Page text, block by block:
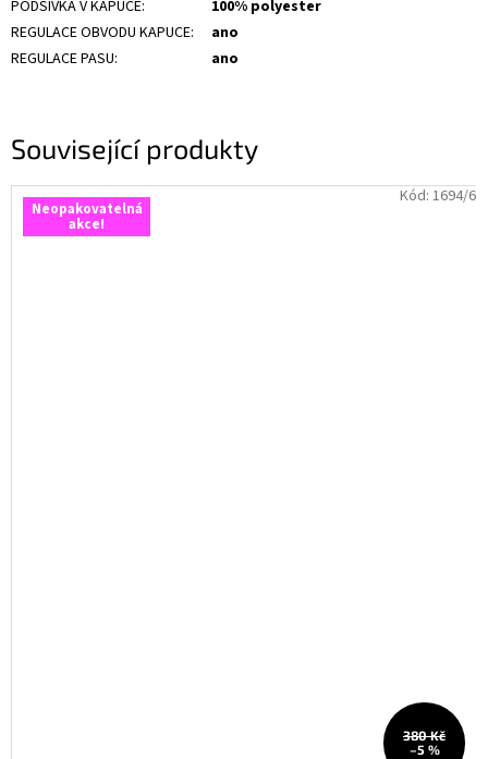
Související produkty
Neopakovatelná
akce!
380 Kč
–5 %
Kód: 1694/6
PODŠÍVKA V KAPUCE:
100% polyester
REGULACE OBVODU KAPUCE:
ano
REGULACE PASU: ano